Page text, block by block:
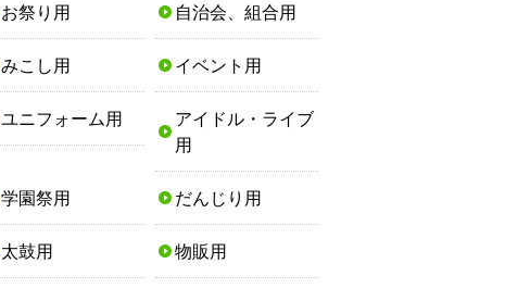
お祭り用 自治会、組合用
みこし用 イベント用
ユニフォーム用
アイドル・ライブ
用
学園祭用 だんじり用
太鼓用 物販用